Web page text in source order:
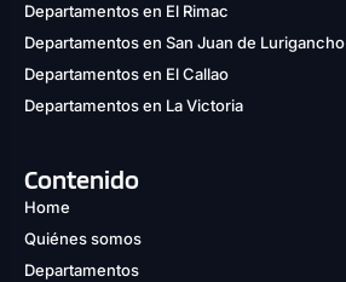
Departamentos en El Rimac
Departamentos en San Juan de Lurigancho
Departamentos en El Callao
Departamentos en La Victoria
Contenido
Home
Quiénes somos
Departamentos